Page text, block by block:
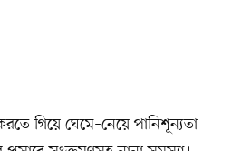
গিয়ে ঘেমে–নেয়ে পানিশূন্যতা